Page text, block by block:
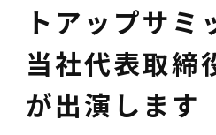
トアップサミ
当社代表取締
が出演します